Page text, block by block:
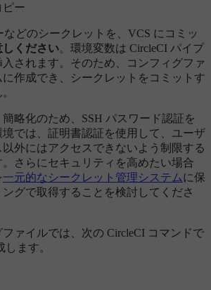
ピー
どのシークレットを、VCS にコミッ
しください。環境変数は CircleCI パイプ
されます。そのため、コンフィグファ
作成でき、シークレットをコミットす
略化のため、SSH パスワード認証を
では、証明書認証を使用して、ユーザ
外にはアクセスできないよう制限する
さらにセキュリティを高めたい場合
一元的なシークレット管理システムに保
グで取得することを検討してくださ
ァイルでは、次の CircleCI コマンドで
ます。